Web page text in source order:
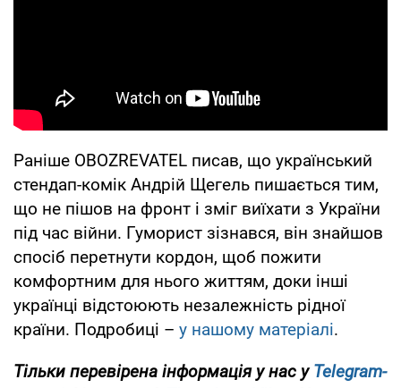
Раніше OBOZREVATEL писав, що український
стендап-комік Андрій Щегель пишається тим,
що не пішов на фронт і зміг виїхати з України
під час війни. Гуморист зізнався, він знайшов
спосіб перетнути кордон, щоб пожити
комфортним для нього життям, доки інші
українці відстоюють незалежність рідної
країни. Подробиці – у нашому матеріалі.
Тільки перевірена інформація у нас уTelegram-